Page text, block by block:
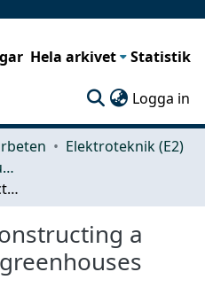
Hela arkivet Statistik
Logga in
Elektroteknik (E2)
Examensarbeten på grundnivå
Designing and constructing a sensor suite for greenhouses
a